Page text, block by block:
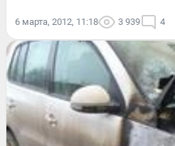
6 марта, 2012, 11:18 3 939 4